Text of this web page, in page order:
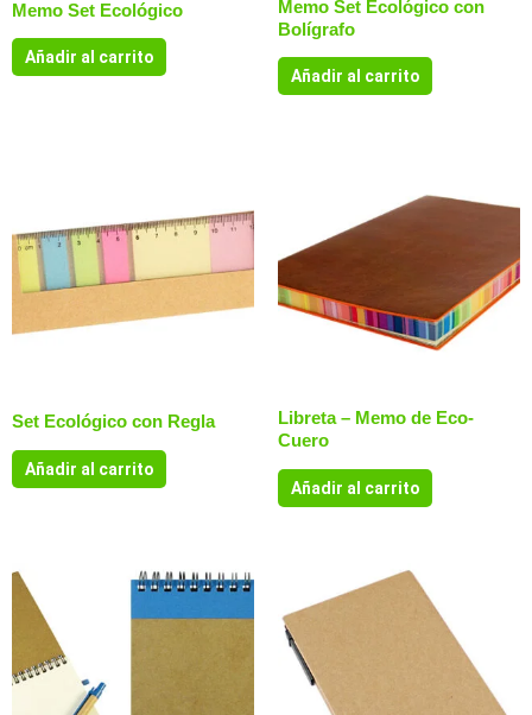
Memo Set Ecológico
Añadir al carrito
Memo Set Ecológico con
Bolígrafo
Añadir al carrito
Set Ecológico con Regla
Añadir al carrito
Libreta – Memo de Eco-
Cuero
Añadir al carrito